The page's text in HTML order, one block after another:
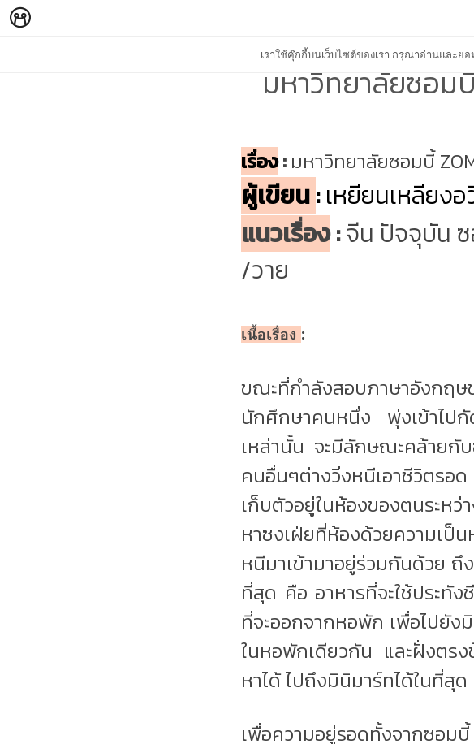
เราใช้คุ๊กกี้บนเว็บไซต์ของเรา กรุณาอ่านและย
มหาวิทยาลัยซอมบี้
เรื่อง: มหาวิทยาลัยซอมบี้
ผู้เขียน:เหยียนเหลียงอ
แนวเรื่อง:จีน ปัจจุบัน
/วาย
เนื้อเรื่อง :
ขณะที่กำลังสอบภาษาอังกฤษ
นักศึกษาคนหนึ่ง พุ่งเข้าไป
เหล่านั้น จะมีลักษณะคล้ายกั
คนอื่นๆต่างวิ่งหนีเอาชีวิตรอ
เก็บตัวอยู่ในห้องของตนระหว่
หาซงเฝ่ยที่ห้องด้วยความเป็
หนีมาเข้ามาอยู่ร่วมกันด้วย
ที่สุด คือ อาหารที่จะใช้ประทั
ที่จะออกจากหอพัก เพื่อไปยัง
ในหอพักเดียวกัน และฝั่งตร
หาได้ ไปถึงมินิมาร์ทได้ในที่สุด
เพื่อความอยู่รอดทั้งจากซอ